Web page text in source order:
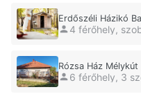
Erdőszéli Házikó
4 férőhely,
Rózsa Ház Mélykút
6 férőhely, 3